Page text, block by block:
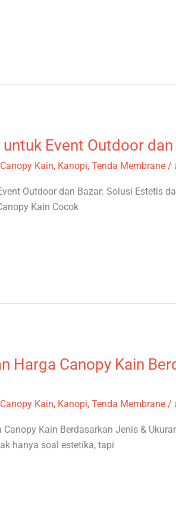
untuk Event Outdoor
Canopy Kain, Kanopi, Tenda Membrane/
Outdoor dan Bazar: Solusi Estetis
Kain Cocok
Harga Canopy Kain
Canopy Kain, Kanopi, Tenda Membrane/
Canopy Kain Berdasarkan Jenis &
hanya soal estetika, tapi